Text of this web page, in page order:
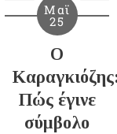
Μαϊ
25
Ο
Πώς έγινε
σύμβολο